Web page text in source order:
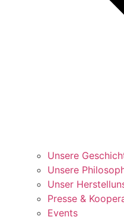
Unsere
Unsere
Unser
Presse &
Events